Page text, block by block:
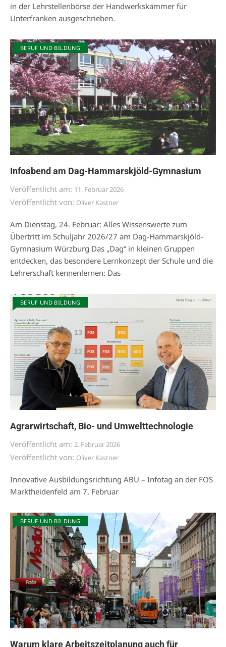
in der Lehrstellenbörse der Handwerkskammer für
Unterfranken ausgeschrieben.
BERUF UND BILDUNG
Infoabend am Dag-Hammarskjöld-Gymnasium
Veröffentlicht am: 11. Februar 2026
Veröffentlicht von: Oliver Kastner
Am Dienstag, 24. Februar: Alles Wissenswerte zum
Übertritt im Schuljahr 2026/27 am Dag-Hammarskjöld-
Gymnasium Würzburg Das „Dag“ in kleinen Gruppen
entdecken, das besondere Lernkonzept der Schule und die
Lehrerschaft kennenlernen: Das
BERUF UND BILDUNG
Agrarwirtschaft, Bio- und Umwelttechnologie
Veröffentlicht am: 2. Februar 2026
Veröffentlicht von: Oliver Kastner
Innovative Ausbildungsrichtung ABU – Infotag an der FOS
Marktheidenfeld am 7. Februar
BERUF UND BILDUNG
Warum klare Arbeitszeitplanung auch für